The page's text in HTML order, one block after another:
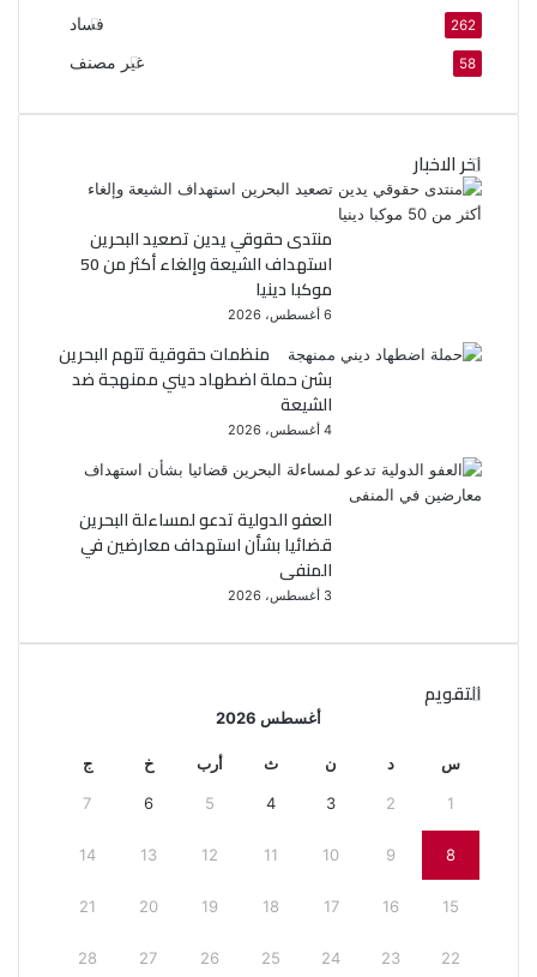
فساد 262
غير مصنف 58
اخر الاخبار
منتدى حقوقي يدين تصعيد البحرين
استهداف الشيعة وإلغاء أكثر من 50
موكبا دينيا
6 أغسطس، 2026
منظمات حقوقية تتهم البحرين
بشن حملة اضطهاد ديني ممنهجة ضد
الشيعة
4 أغسطس، 2026
العفو الدولية تدعو لمساءلة البحرين
قضائيا بشأن استهداف معارضين في
المنفى
3 أغسطس، 2026
التقويم
أغسطس 2026
س د ن ث أرب خ ج
1
2
3
4
5
6
7
8
9
10
11
12
13
14
15
16
17
18
19
20
21
22
23
24
25
26
27
28